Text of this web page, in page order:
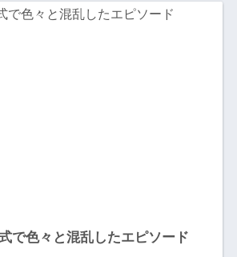
で色々と混乱したエピソード